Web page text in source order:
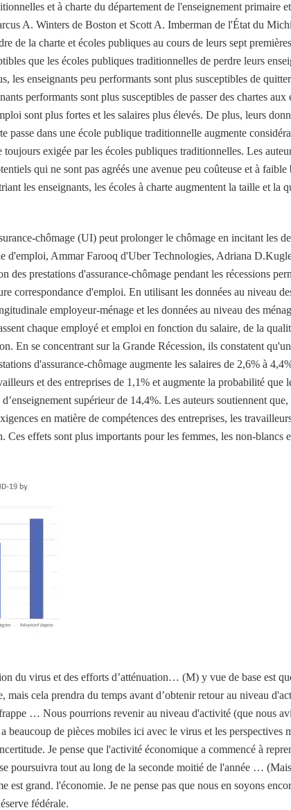
et à charte du département de l'enseignement primaire
A. Winters de Boston et Scott A. Imberman de l'État du
de la charte et écoles publiques au cours de leurs sept
que les écoles publiques traditionnelles de perdre leurs
les enseignants peu performants sont plus susceptibles de quitter
performants sont plus susceptibles de passer des chartes aux
sont plus fortes et les salaires plus élevés. De plus, leurs
passe dans une école publique traditionnelle augmente
exigée par les écoles publiques traditionnelles. Les
qui ne sont pas agréés une avenue peu coûteuse et à
les enseignants, les écoles à charte augmentent la taille et la
chômage (UI) peut prolonger le chômage en incitant les
d'emploi, Ammar Farooq d'Uber Technologies, Adriana
prestations d'assurance-chômage pendant les récessions
correspondance d'emploi. En utilisant les données au niveau
employeur-ménage et les données au niveau des
chaque employé et emploi en fonction du salaire, de la
En se concentrant sur la Grande Récession, ils constatent
d'assurance-chômage augmente les salaires de 2,6% à
et des entreprises de 1,1% et augmente la probabilité que
supérieur de 14,4%. Les auteurs soutiennent
en matière de compétences des entreprises, les
effets sont plus importants pour les femmes, les non-blancs
du virus et des efforts d’atténuation… (M) y vue de base est
mais cela prendra du temps avant d’obtenir retour au niveau
… Nous pourrions revenir au niveau d'activité (que nous
de pièces mobiles ici avec le virus et les perspectives
Je pense que l'activité économique a commencé à
poursuivra tout au long de la seconde moitié de l'année …
est grand. l'économie. Je ne pense pas que nous en soyons
fédérale.